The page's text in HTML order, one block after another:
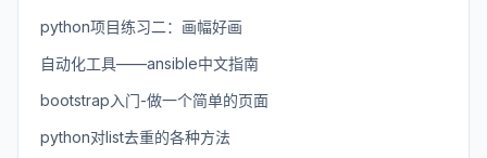
python项目练习二：画幅好画
自动化工具——ansible中文指南
bootstrap入门-做一个简单的页面
python对list去重的各种方法